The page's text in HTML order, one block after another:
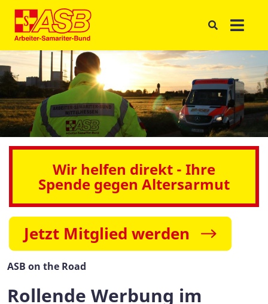
Wir helfen direkt - Ihre
Spende gegen Altersarmut
Jetzt Mitglied werden
ASB on the Road
Rollende Werbung im